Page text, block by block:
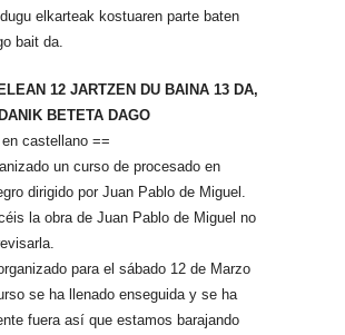
elkarteak kostuaren parte baten
bait da.
12 JARTZEN DU BAINA 13 DA,
BETETA DAGO
castellano ==
un curso de procesado en
dirigido por Juan Pablo de Miguel.
la obra de Juan Pablo de Miguel no
para el sábado 12 de Marzo
se ha llenado enseguida y se ha
fuera así que estamos barajando